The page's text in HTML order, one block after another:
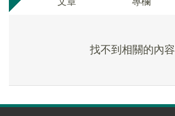
找不到相關的內容